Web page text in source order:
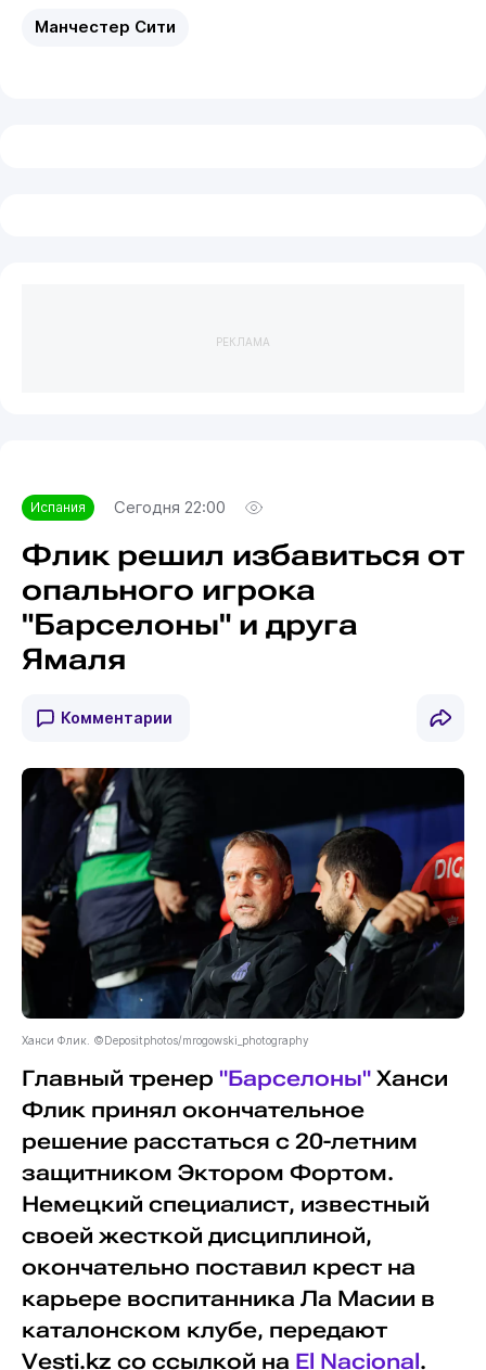
Манчестер Сити
РЕКЛАМА
Испания Сегодня 22:00
Флик решил избавиться от
опального игрока
"Барселоны" и друга
Ямаля
Комментарии
Ханси Флик. ©Depositphotos/mrogowski_photography
Главный тренер "Барселоны"Ханси
Флик принял окончательное
решение расстаться с 20-летним
защитником Эктором Фортом.
Немецкий специалист, известный
своей жесткой дисциплиной,
окончательно поставил крест на
карьере воспитанника Ла Масии в
каталонском клубе, передают
Vesti.kz со ссылкой на El Nacional.